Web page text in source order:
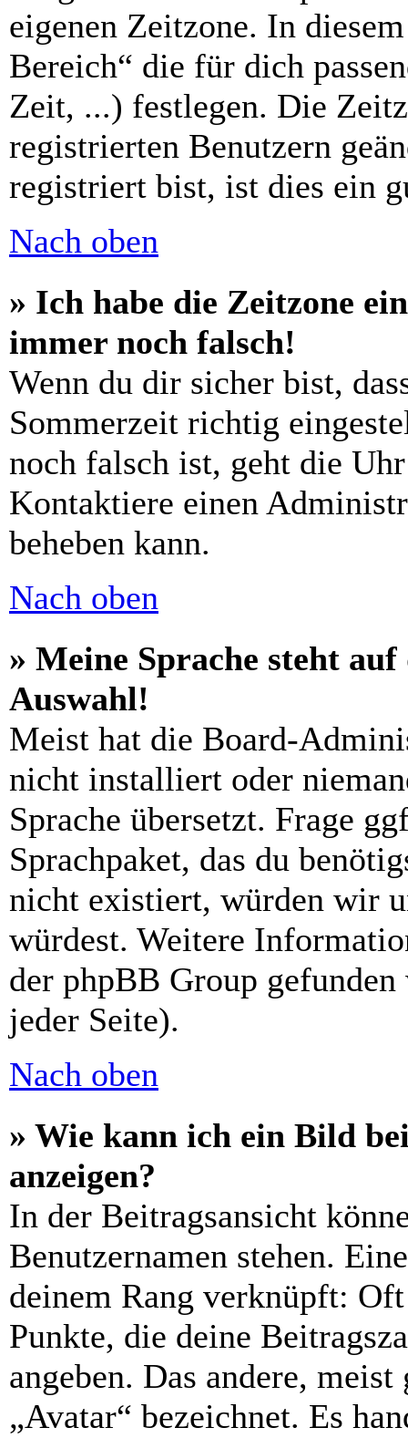
eigenen Zeitzone. In
Bereich“ die für dich
Zeit, ...) festlegen. Die
registrierten Benutzern
registriert bist, ist dies ein
Nach oben
» Ich habe die Zeitzone
immer noch falsch!
Wenn du dir sicher bist,
Sommerzeit richtig
noch falsch ist, geht die
Kontaktiere einen
beheben kann.
Nach oben
» Meine Sprache steht
Auswahl!
Meist hat die Board-
nicht installiert oder
Sprache übersetzt. Frage
Sprachpaket, das du
nicht existiert, würden wir
würdest. Weitere
der phpBB Group
jeder Seite).
Nach oben
» Wie kann ich ein Bild
anzeigen?
In der Beitragsansicht
Benutzernamen stehen.
deinem Rang verknüpft:
Punkte, die deine
angeben. Das andere,
„Avatar“ bezeichnet. Es